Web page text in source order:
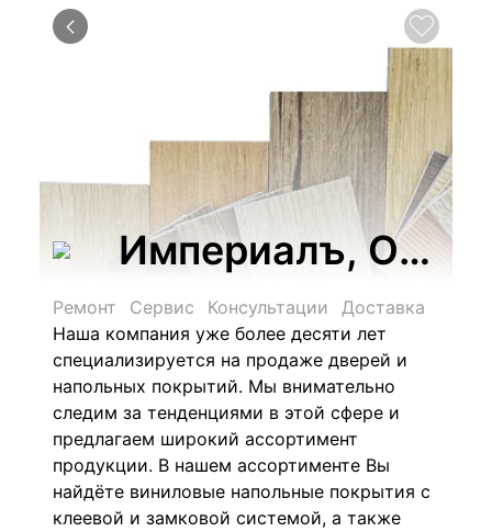
Империалъ, ООО,
Ремонт Сервис Консультации
Доставка
Наша компания уже более десяти лет
специализируется на продаже дверей и
напольных покрытий. Мы внимательно
следим за тенденциями в этой сфере и
предлагаем широкий ассортимент
продукции. В нашем ассортименте Вы
найдёте виниловые напольные покрытия с
клеевой и замковой системой, а также